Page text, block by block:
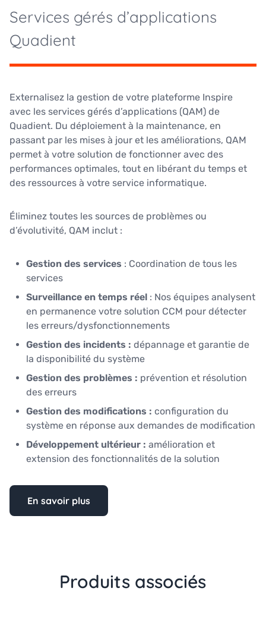
Services gérés d’applications
Quadient
Externalisez la gestion de votre plateforme Inspire
avec les services gérés d’applications (QAM) de
Quadient. Du déploiement à la maintenance, en
passant par les mises à jour et les améliorations, QAM
permet à votre solution de fonctionner avec des
performances optimales, tout en libérant du temps et
des ressources à votre service informatique.
Éliminez toutes les sources de problèmes ou
d’évolutivité, QAM inclut :
Gestion des services : Coordination de tous les
services
Surveillance en temps réel : Nos équipes analysent
en permanence votre solution CCM pour détecter
les erreurs/dysfonctionnements
Gestion des incidents : dépannage et garantie de
la disponibilité du système
Gestion des problèmes : prévention et résolution
des erreurs
Gestion des modifications : configuration du
système en réponse aux demandes de modification
Développement ultérieur : amélioration et
extension des fonctionnalités de la solution
En savoir plus
Produits associés